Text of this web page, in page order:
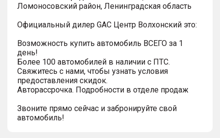
Ломоносовский район, Ленинградская область
Официальный дилер GAC Центр Волхонский это:
Возможность купить автомобиль ВСЕГО за 1
день!
Более 100 автомобилей в наличии с ПТС.
Свяжитесь с нами, чтобы узнать условия
предоставления скидок.
Авторассрочка. Подробности в отделе продаж
Звоните прямо сейчас и забронируйте свой
автомобиль!